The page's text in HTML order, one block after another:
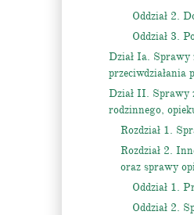
Oddział 2.
Oddział 3.
Dział Ia. Sprawy
przeciwdziałania
Dział II. Sprawy
rodzinnego,
Rozdział 1.
Rozdział 2.
oraz sprawy
Oddział 1.
Oddział 2.